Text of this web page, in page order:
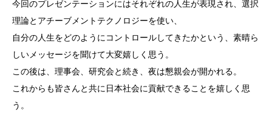
今回のプレゼンテーションにはそれぞれの人生が表現され、選択
理論とアチーブメントテクノロジーを使い、
自分の人生をどのようにコントロールしてきたかという、素晴ら
しいメッセージを聞けて大変嬉しく思う。
この後は、理事会、研究会と続き、夜は懇親会が開かれる。
これからも皆さんと共に日本社会に貢献できることを嬉しく思
う。